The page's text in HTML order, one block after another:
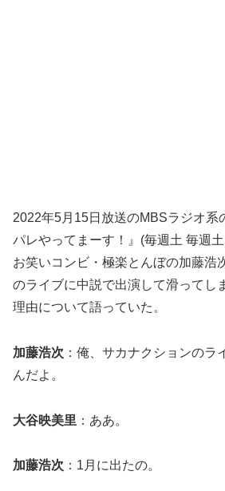
2022年5月15日放送のMBSラジオ系
パレやってまーす！』(毎週土 毎週土
お笑いコンビ・極楽とんぼの加藤浩
のライブに中説で出演して滑ってし
理由について語っていた。
加藤浩次 ：俺、サカナクションのラ
んだよ。
大谷映美里 ：ああ。
加藤浩次 ：1月に出たの。